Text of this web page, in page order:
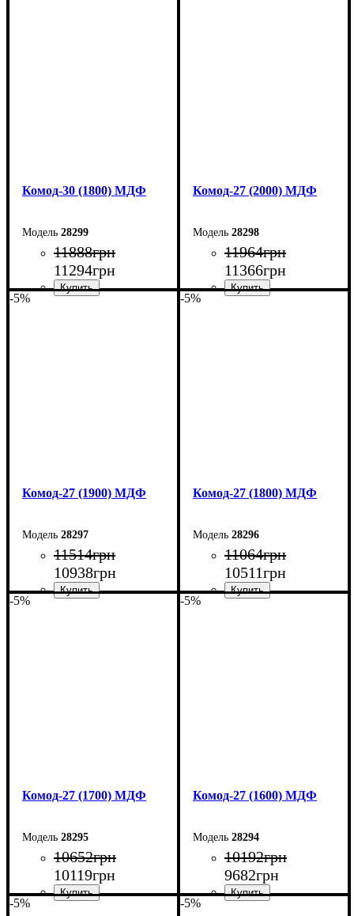
Комод-30 (1800) МДФ
28299
11888грн
11294грн
Комод-27 (2000) МДФ
28298
11964грн
11366грн
-5%
Комод-27 (1900) МДФ
28297
11514грн
10938грн
-5%
Комод-27 (1800) МДФ
28296
11064грн
10511грн
-5%
Комод-27 (1700) МДФ
28295
10652грн
10119грн
-5%
Комод-27 (1600) МДФ
28294
10192грн
9682грн
-5% -5%